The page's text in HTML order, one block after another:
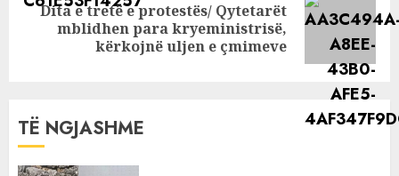
Next
Dita e tretë e protestës/ Qytetarët
mblidhen para kryeministrisë,
kërkojnë uljen e çmimeve
TË NGJASHME